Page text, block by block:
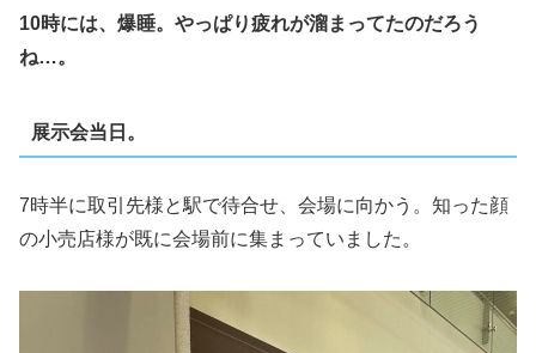
10時には、爆睡。やっぱり疲れが溜まってたのだろう
ね…。
展示会当日。
7時半に取引先様と駅で待合せ、会場に向かう。知った顔
の小売店様が既に会場前に集まっていました。